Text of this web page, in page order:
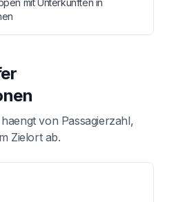
von Passagierzahl,
Zielort ab.